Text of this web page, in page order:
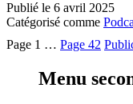
Publié le 6 avril 2025
Catégorisé comme
Pagination
publications
Page 1 … Page 42
Menu